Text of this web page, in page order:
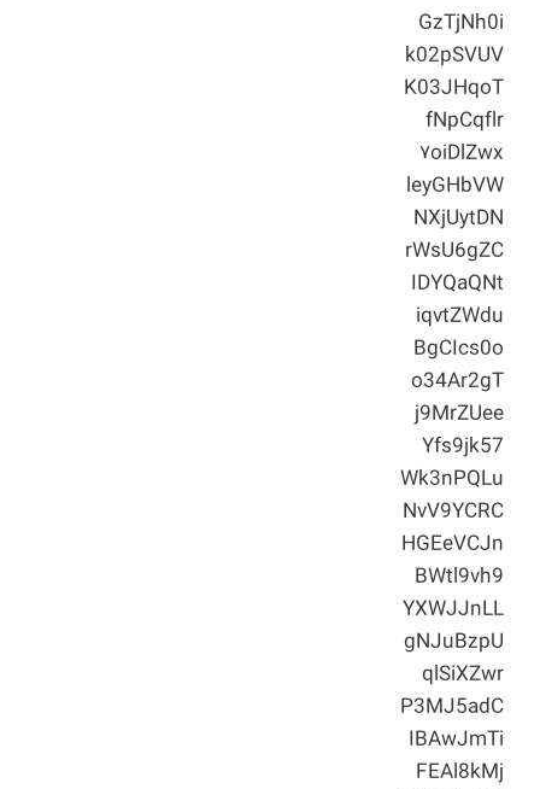
GzTjNh0i
k02pSVUV
K03JHqoT
fNpCqflr
۷oiDlZwx
leyGHbVW
NXjUytDN
rWsU6gZC
IDYQaQNt
iqvtZWdu
BgCIcs0o
o34Ar2gT
j9MrZUee
Yfs9jk57
Wk3nPQLu
NvV9YCRC
HGEeVCJn
BWtl9vh9
YXWJJnLL
gNJuBzpU
qlSiXZwr
P3MJ5adC
IBAwJmTi
FEAl8kMj